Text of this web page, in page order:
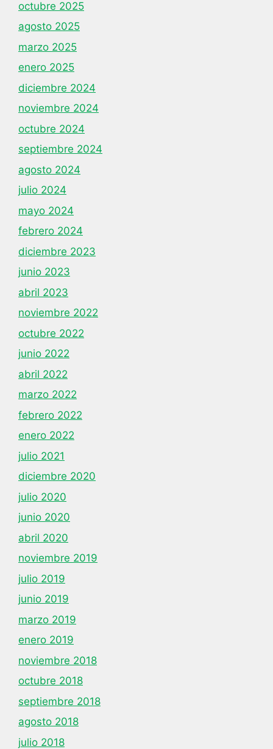
octubre 2025
agosto 2025
marzo 2025
enero 2025
diciembre 2024
noviembre 2024
octubre 2024
septiembre 2024
agosto 2024
julio 2024
mayo 2024
febrero 2024
diciembre 2023
junio 2023
abril 2023
noviembre 2022
octubre 2022
junio 2022
abril 2022
marzo 2022
febrero 2022
enero 2022
julio 2021
diciembre 2020
julio 2020
junio 2020
abril 2020
noviembre 2019
julio 2019
junio 2019
marzo 2019
enero 2019
noviembre 2018
octubre 2018
septiembre 2018
agosto 2018
julio 2018